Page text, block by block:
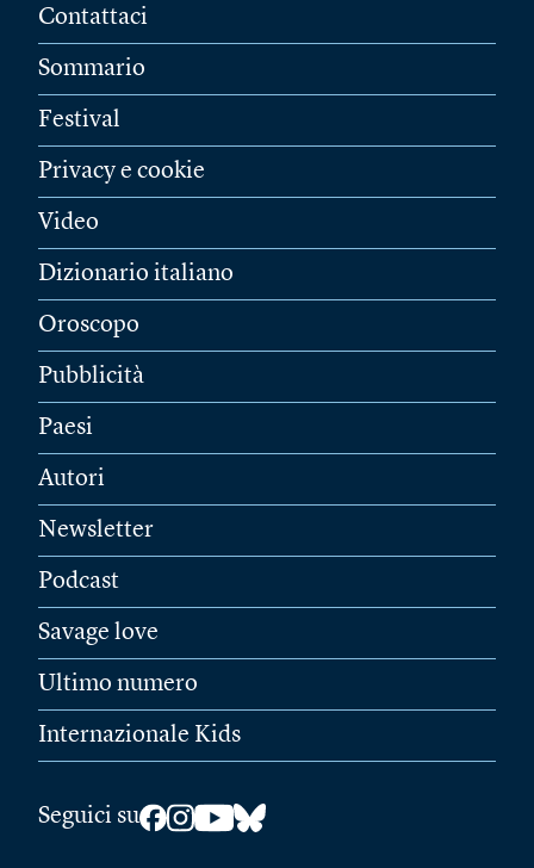
Contattaci
Sommario
Festival
Privacy e cookie
Video
Dizionario italiano
Oroscopo
Pubblicità
Paesi
Autori
Newsletter
Podcast
Savage love
Ultimo numero
Internazionale Kids
Seguici su